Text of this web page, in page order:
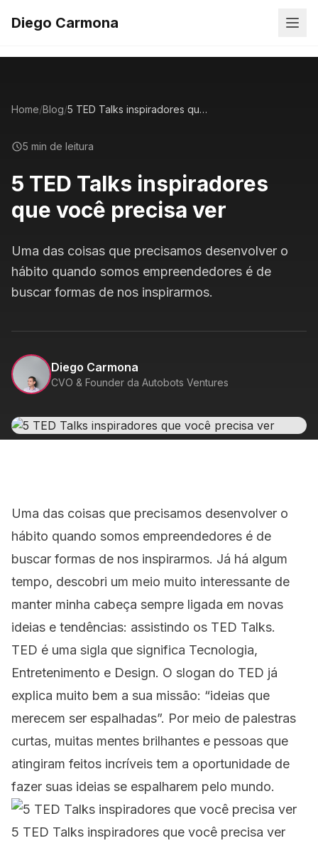
Diego Carmona
Home/Blog/ 5 TED Talks inspiradores que você precisa ver
5 min de leitura
5 TED Talks inspiradores
que você precisa ver
Uma das coisas que precisamos desenvolver o
hábito quando somos empreendedores é de
buscar formas de nos inspirarmos.
Diego Carmona
CVO & Founder da Autobots Ventures
Uma das coisas que precisamos desenvolver o
hábito quando somos empreendedores é de
buscar formas de nos inspirarmos. Já há algum
tempo, descobri um meio muito interessante de
manter minha cabeça sempre ligada em novas
ideias e tendências: assistindo os TED Talks.
TED é uma sigla que significa Tecnologia,
Entretenimento e Design. O slogan do TED já
explica muito bem a sua missão: “ideias que
merecem ser espalhadas”. Por meio de palestras
curtas, muitas mentes brilhantes e pessoas que
atingiram feitos incríveis tem a oportunidade de
fazer suas ideias se espalharem pelo mundo.
5 TED Talks inspiradores que você precisa ver